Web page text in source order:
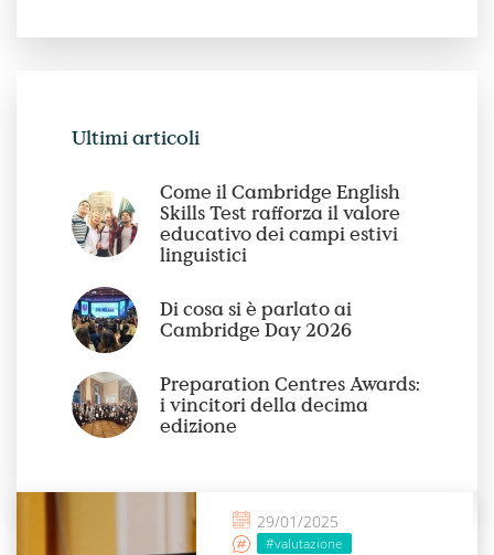
Ultimi articoli
Come il Cambridge English
Skills Test rafforza il valore
educativo dei campi estivi
linguistici
Di cosa si è parlato ai
Cambridge Day 2026
Preparation Centres Awards:
i vincitori della decima
edizione
29/01/2025
#valutazione